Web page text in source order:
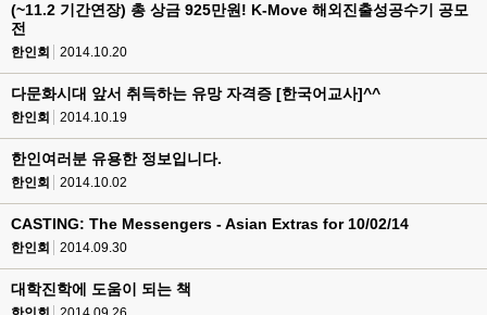
(~11.2 기간연장) 총 상금 925만원! K-Move 해외진출성공수기 공모
전
한인회 2014.10.20
다문화시대 앞서 취득하는 유망 자격증 [한국어교사]^^
한인회 2014.10.19
한인여러분 유용한 정보입니다.
한인회 2014.10.02
CASTING: The Messengers - Asian Extras for 10/02/14
한인회 2014.09.30
대학진학에 도움이 되는 책